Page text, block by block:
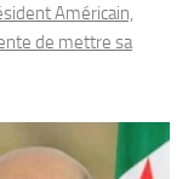
Américain,
de mettre sa